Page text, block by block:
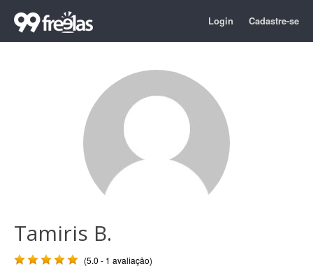
Login Cadastre-se
Tamiris B.
(5.0 - 1 avaliação)